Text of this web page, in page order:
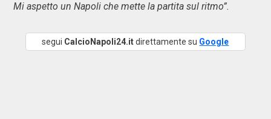
Mi aspetto un Napoli che mette la partita sul ritmo”.
segui CalcioNapoli24.itdirettamente su Google